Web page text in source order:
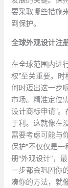
要采取哪些措施
到保护。
全球外观设计注
在全球范围内进
权”至关重要。
何时迈出这一步
市场。精准定位
设计商标申请”
于利。这就像在
需要考虑可能与
保护”不仅仅是
册“外观设计”，
一步都会巩固你
凑你的方法，就